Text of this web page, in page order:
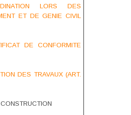
LORS DES
ET DE GENIE CIVIL
DE CONFORMITE
DES TRAVAUX (ART.